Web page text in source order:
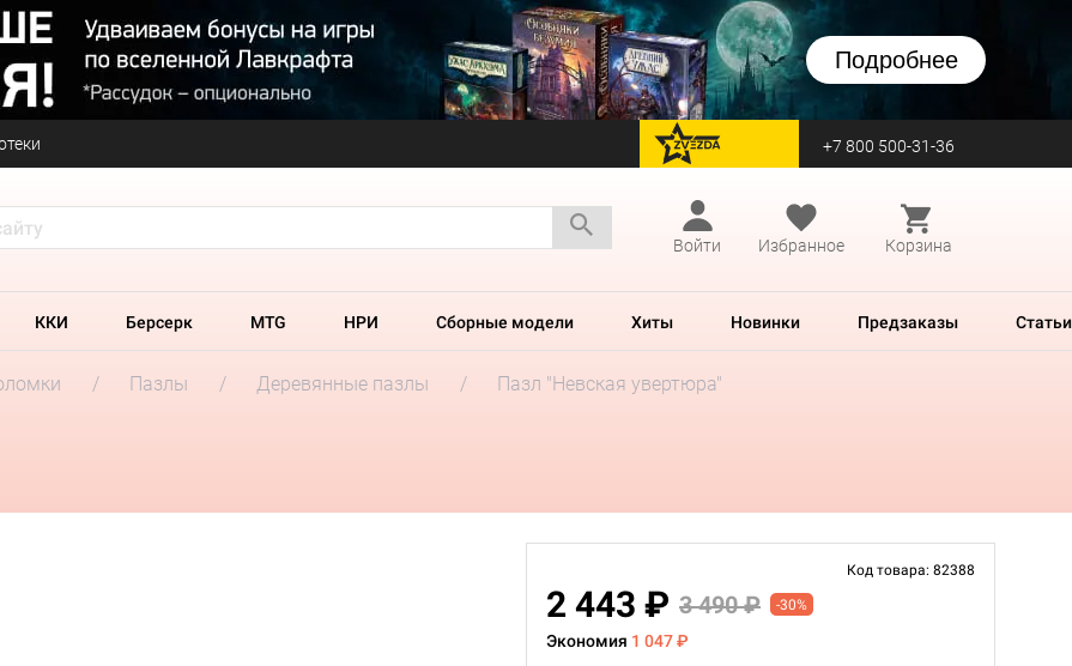
Подробнее
перейти на Zvezda +7 800 500-31-36
Войти
Избранное Корзина
ККИ Берсерк MTG НРИ Сборные модели Хиты Новинки Предзаказы Статьи
Пазлы Деревянные пазлы Пазл "Невская увертюра"
Код товара: 82388
2 443 ₽ 3 490 ₽ -30%
Экономия 1 047 ₽